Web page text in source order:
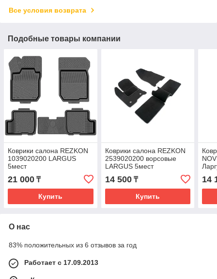
Все условия возврата
Подобные товары компании
Коврики салона REZKON
1039020200 LARGUS
5мест
21 000 ₸
Купить
Коврики салона REZKON
2539020200 ворсовые
LARGUS 5мест
14 500₸
Купить
14
О нас
83% положительных из 6 отзывов за год
Работает с 17.09.2013